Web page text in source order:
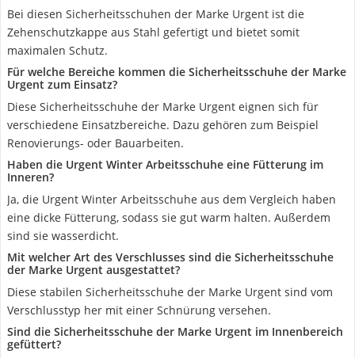
Bei diesen Sicherheitsschuhen der Marke Urgent ist die
Zehenschutzkappe aus Stahl gefertigt und bietet somit
maximalen Schutz.
Für welche Bereiche kommen die Sicherheitsschuhe der Marke
Urgent zum Einsatz?
Diese Sicherheitsschuhe der Marke Urgent eignen sich für
verschiedene Einsatzbereiche. Dazu gehören zum Beispiel
Renovierungs- oder Bauarbeiten.
Haben die Urgent Winter Arbeitsschuhe eine Fütterung im
Inneren?
Ja, die Urgent Winter Arbeitsschuhe aus dem Vergleich haben
eine dicke Fütterung, sodass sie gut warm halten. Außerdem
sind sie wasserdicht.
Mit welcher Art des Verschlusses sind die Sicherheitsschuhe
der Marke Urgent ausgestattet?
Diese stabilen Sicherheitsschuhe der Marke Urgent sind vom
Verschlusstyp her mit einer Schnürung versehen.
Sind die Sicherheitsschuhe der Marke Urgent im Innenbereich
gefüttert?